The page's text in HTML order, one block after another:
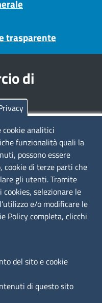
trasparente
di
I, 80 - 04100 (LT)
Gasperi, 1 - 03100 (FR)
1TOEDU
analitici
funzionalità quali la
possono essere
cookie di terze parti che
gli utenti. Tramite
selezionare le
e/o modificare le
Policy completa, clicchi
del sito e cookie
di questo sito